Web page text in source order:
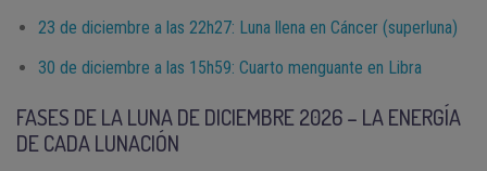
23 de diciembre a las 22h27: Luna llena en Cáncer (superluna)
30 de diciembre a las 15h59: Cuarto menguante en Libra
FASES DE LA LUNA DE DICIEMBRE 2026 – LA ENERGÍA
DE CADA LUNACIÓN